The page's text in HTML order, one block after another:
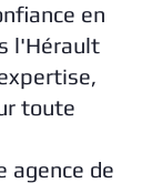
en
l'Hérault
toute
agence de